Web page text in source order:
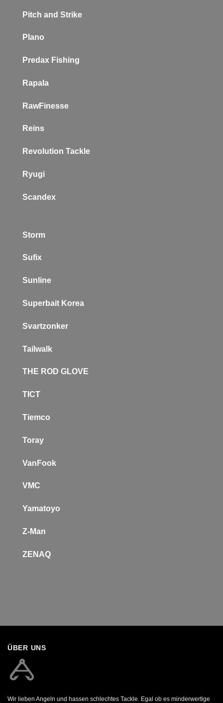
Pitch and Strike
Plano
Predax Fishing
Rapala
RawFinesse
Reins
Revolution Tackle
Ryugi
Scandex
Storm
Sufix
Sunline
Superbait Korea
Svartzonker
Tailwalk
THE ROD GLOVE
TICT
Tiemco
Toray
VanFook
VMC
Yamatoyo
Z-Man
ZENAQ
ÜBER UNS
Wir lieben Angeln und hassen schlechtes Tackle. Egal ob es minderwertige